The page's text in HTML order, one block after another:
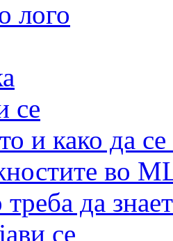
лого
се
и како да
во
да
се